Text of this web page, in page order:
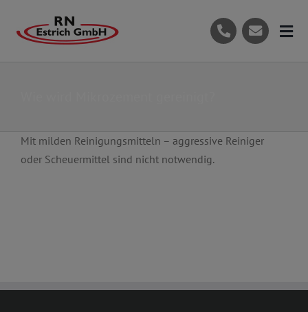
content
Leistungen
Mit milden Reinigungsmitteln – aggressive Reiniger
oder Scheuermittel sind nicht notwendig.